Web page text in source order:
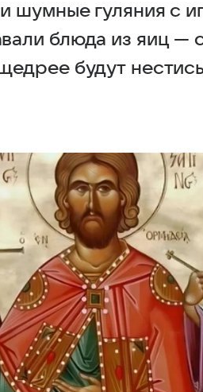
шумные гуляния с
блюда из яиц —
будут